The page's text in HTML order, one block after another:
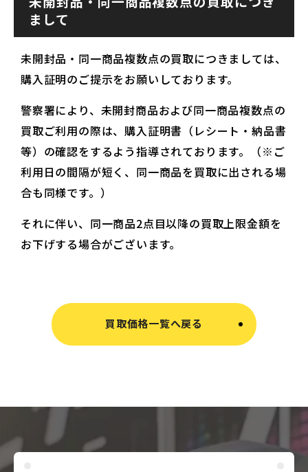
まして
未開封品・同一商品複数点の買取につきましては、
購入証明のご提示をお願いしております。
警察署により、未開封商品および同一商品複数点の
買取ご利用の際は、購入証明書（レシート・納品書
等）の確認をするよう指導されております。（※ご
利用日の間隔が短く、同一商品を買取に出される場
合も同様です。）
それに伴い、同一商品2点目以降の買取上限金額を
お下げする場合がございます。
買取価格一覧へ戻る